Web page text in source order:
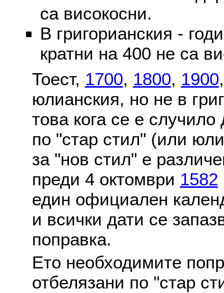
са високосни.
В григорианския -
кратни на 400 не са
Тоест, 1700, 1800, 1900
юлианския, но не в
това кога се е
по "стар стил" (или
за "нов стил" е
преди 4 октомври 1582
един официален
и всички дати се
поправка.
Ето необходимите
отбелязани по "стар